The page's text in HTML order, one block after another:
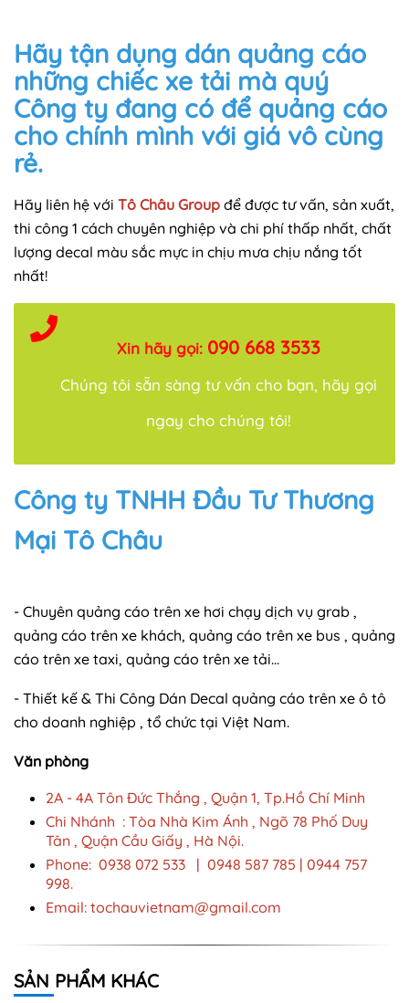
Hãy tận dụng dán quảng cáo
những chiếc xe tải mà quý
Công ty đang có để quảng cáo
cho chính mình với giá vô cùng
rẻ.
Hãy liên hệ với Tô Châu Group để được tư vấn, sản xuất,
thi công 1 cách chuyên nghiệp và chi phí thấp nhất, chất
lượng decal màu sắc mực in chịu mưa chịu nắng tốt
nhất!
Xin hãy gọi: 090 668 3533
Chúng tôi sẵn sàng tư vấn cho bạn, hãy gọi
ngay cho chúng tôi!
Công ty TNHH Đầu Tư Thương
Mại Tô Châu
- Chuyên quảng cáo trên xe hơi chạy dịch vụ grab ,
quảng cáo trên xe khách, quảng cáo trên xe bus , quảng
cáo trên xe taxi, quảng cáo trên xe tải...
- Thiết kế & Thi Công Dán Decal quảng cáo trên xe ô tô
cho doanh nghiệp , tổ chức tại Việt Nam.
Văn phòng
2A - 4A Tôn Đức Thắng , Quận 1, Tp.Hồ Chí Minh
Chi Nhánh : Tòa Nhà Kim Ánh , Ngõ 78 Phố Duy
Tân , Quận Cầu Giấy , Hà Nội.
Phone: 0938 072 533 | 0948 587 785 | 0944 757
998.
Email: tochauvietnam@gmail.com
SẢN PHẨM KHÁC